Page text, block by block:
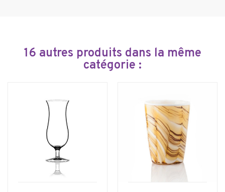
16 autres produits dans la même
catégorie :